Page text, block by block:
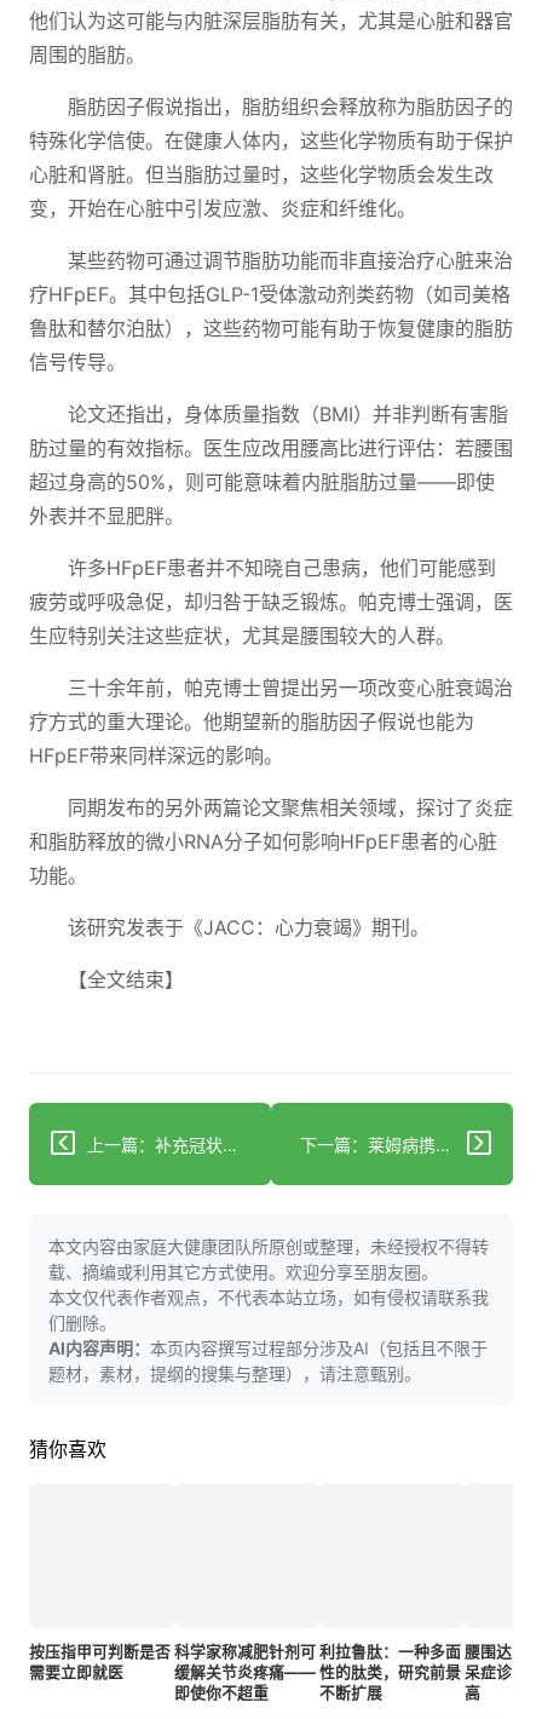
他们认为这可能与内脏深层脂肪有关，尤其是心脏和器官
周围的脂肪。
脂肪因子假说指出，脂肪组织会释放称为脂肪因子的
特殊化学信使。在健康人体内，这些化学物质有助于保护
心脏和肾脏。但当脂肪过量时，这些化学物质会发生改
变，开始在心脏中引发应激、炎症和纤维化。
某些药物可通过调节脂肪功能而非直接治疗心脏来治
疗HFpEF。其中包括GLP-1受体激动剂类药物（如司美格
鲁肽和替尔泊肽），这些药物可能有助于恢复健康的脂肪
信号传导。
论文还指出，身体质量指数（BMI）并非判断有害脂
肪过量的有效指标。医生应改用腰高比进行评估：若腰围
超过身高的50%，则可能意味着内脏脂肪过量——即使
外表并不显肥胖。
许多HFpEF患者并不知晓自己患病，他们可能感到
疲劳或呼吸急促，却归咎于缺乏锻炼。帕克博士强调，医
生应特别关注这些症状，尤其是腰围较大的人群。
三十余年前，帕克博士曾提出另一项改变心脏衰竭治
疗方式的重大理论。他期望新的脂肪因子假说也能为
HFpEF带来同样深远的影响。
同期发布的另外两篇论文聚焦相关领域，探讨了炎症
和脂肪释放的微小RNA分子如何影响HFpEF患者的心脏
功能。
该研究发表于《JACC：心力衰竭》期刊。
【全文结束】
上一篇：补充冠状动脉疾病医疗治疗的生活方式建议 下一篇：莱姆病携带蜱虫在"三城地区"附近扩散
本文内容由家庭大健康团队所原创或整理，未经授权不得转
载、摘编或利用其它方式使用。欢迎分享至朋友圈。
本文仅代表作者观点，不代表本站立场，如有侵权请联系我
们删除。
AI内容声明： 本页内容撰写过程部分涉及AI（包括且不限于
题材，素材，提纲的搜集与整理），请注意甄别。
猜你喜欢
按压指甲可判断是否
需要立即就医
科学家称减肥针剂可
缓解关节炎疼痛——
即使你不超重
利拉鲁肽：一种多面
性的肽类，研究前景
不断扩展
腰围达到
呆症诊断
高